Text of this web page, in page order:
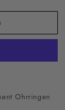
Ohrringen